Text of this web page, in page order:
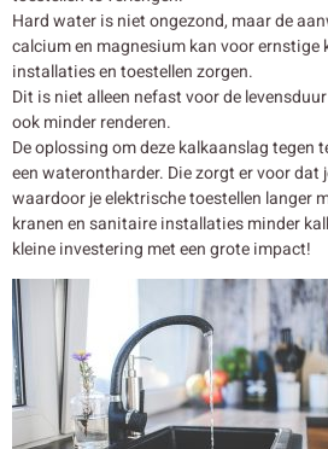
Hard water is niet ongezond, maar de
calcium en magnesium kan voor ernstige
installaties en toestellen zorgen.
Dit is niet alleen nefast voor de
ook minder renderen.
De oplossing om deze kalkaanslag tegen
een waterontharder. Die zorgt er voor dat
waardoor je elektrische toestellen langer
kranen en sanitaire installaties minder
kleine investering met een grote impact!